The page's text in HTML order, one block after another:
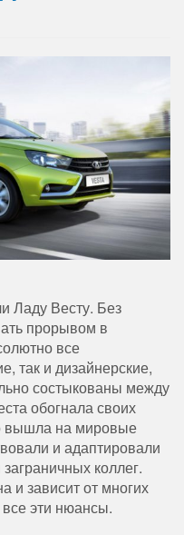
Ладу Весту. Без
прорывом в
все
так и дизайнерские,
состыкованы между
обогнала своих
вышла на мировые
и адаптировали
коллег.
и зависит от многих
эти нюансы.